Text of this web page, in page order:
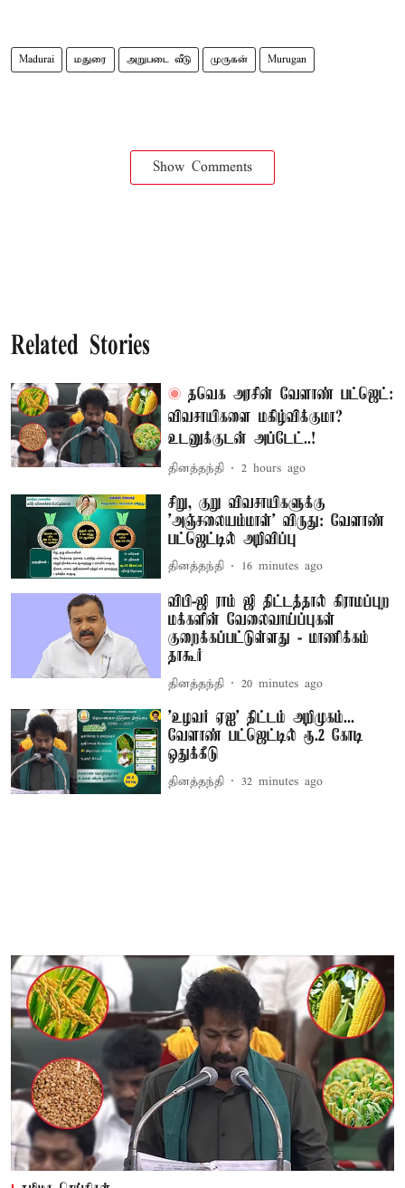
Madurai மதுரை அறுபடை வீடு முருகன் Murugan
Show Comments
Related Stories
தவெக அரசின் வேளாண் பட்ஜெட்:
விவசாயிகளை மகிழ்விக்குமா?
உடனுக்குடன் அப்டேட்..!
தினத்தந்தி 2 hours ago
சிறு, குறு விவசாயிகளுக்கு
'அஞ்சலையம்மாள்' விருது: வேளாண்
பட்ஜெட்டில் அறிவிப்பு
தினத்தந்தி 16 minutes ago
விபி-ஜி ராம் ஜி திட்டத்தால் கிராமப்புற
மக்களின் வேலைவாய்ப்புகள்
குறைக்கப்பட்டுள்ளது - மாணிக்கம்
தாகூர்
தினத்தந்தி 20 minutes ago
'உழவர் ஏஐ' திட்டம் அறிமுகம்...
வேளாண் பட்ஜெட்டில் ரூ.2 கோடி
ஒதுக்கீடு
தினத்தந்தி 32 minutes ago